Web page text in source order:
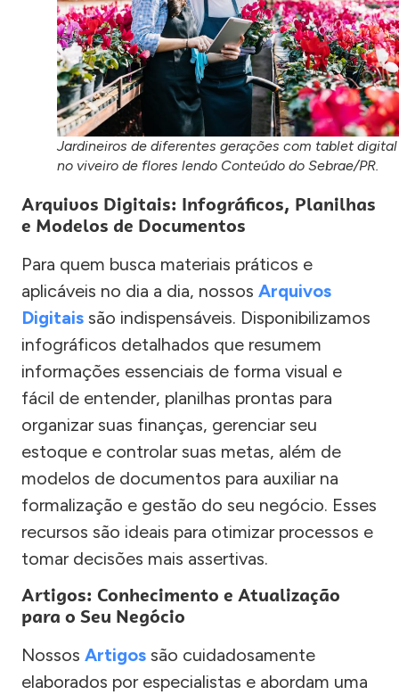
Jardineiros de diferentes gerações com tablet digital
no viveiro de flores lendo Conteúdo do Sebrae/PR.
Arquivos Digitais: Infográficos, Planilhas
e Modelos de Documentos
Para quem busca materiais práticos e
aplicáveis no dia a dia, nossos Arquivos
Digitais são indispensáveis. Disponibilizamos
infográficos detalhados que resumem
informações essenciais de forma visual e
fácil de entender, planilhas prontas para
organizar suas finanças, gerenciar seu
estoque e controlar suas metas, além de
modelos de documentos para auxiliar na
formalização e gestão do seu negócio. Esses
recursos são ideais para otimizar processos e
tomar decisões mais assertivas.
Artigos: Conhecimento e Atualização
para o Seu Negócio
Nossos Artigos são cuidadosamente
elaborados por especialistas e abordam uma